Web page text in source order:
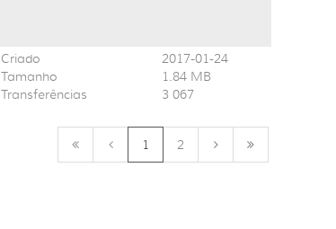
Criado
Tamanho
Transferências
2017-01-24
1.84 MB
3 067
1 2